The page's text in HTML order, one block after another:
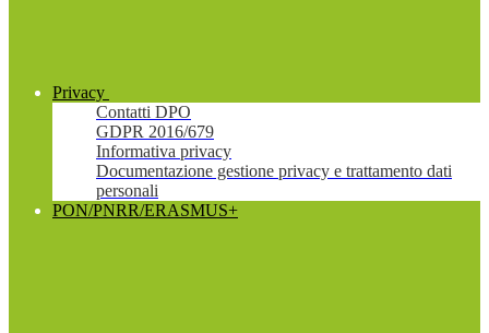
Privacy
Contatti DPO
GDPR 2016/679
Informativa privacy
Documentazione gestione privacy e trattamento dati
personali
PON/PNRR/ERASMUS+